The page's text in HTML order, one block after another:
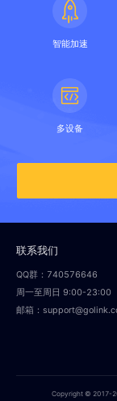
智能加速
多设备
联系我们
QQ群：740576646
周一至周日 9:00-23:00
邮箱：
Copyright © 2017-